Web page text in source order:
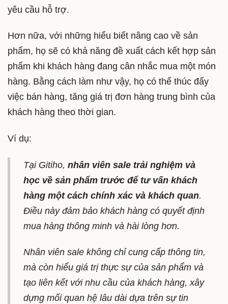
yêu cầu hỗ trợ.
Hơn nữa, với những hiểu biết nâng cao về sản
phẩm, họ sẽ có khả năng đề xuất cách kết hợp sản
phẩm khi khách hàng đang cân nhắc mua một món
hàng. Bằng cách làm như vậy, họ có thể thúc đẩy
việc bán hàng, tăng giá trị đơn hàng trung bình của
khách hàng theo thời gian.
Ví dụ:
Tại Gitiho, nhân viên sale trải nghiệm và
học về sản phẩm trước để tư vấn khách
hàng một cách chính xác và khách quan.
Điều này đảm bảo khách hàng có quyết định
mua hàng thông minh và hài lòng hơn.
Nhân viên sale không chỉ cung cấp thông tin,
mà còn hiểu giá trị thực sự của sản phẩm và
tạo liên kết với nhu cầu của khách hàng, xây
dựng mối quan hệ lâu dài dựa trên sự tin